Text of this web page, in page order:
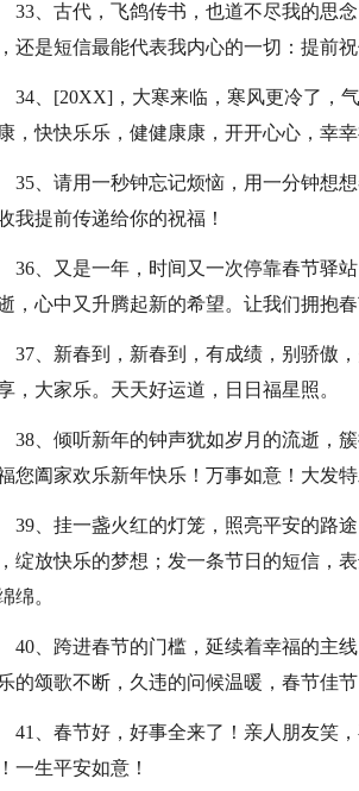
33、古代，飞鸽传书，也道不尽我的思
还是短信最能代表我内心的一切：提前祝
34、[20XX]，大寒来临，寒风更冷了，
，快快乐乐，健健康康，开开心心，幸
35、请用一秒钟忘记烦恼，用一分钟想
我提前传递给你的祝福！
36、又是一年，时间又一次停靠春节驿
，心中又升腾起新的希望。让我们拥抱春
37、新春到，新春到，有成绩，别骄傲
，大家乐。天天好运道，日日福星照。
38、倾听新年的钟声犹如岁月的流逝，
您阖家欢乐新年快乐！万事如意！大发特
39、挂一盏火红的灯笼，照亮平安的路
绽放快乐的梦想；发一条节日的短信，
绵。
40、跨进春节的门槛，延续着幸福的主
的颂歌不断，久违的问候温暖，春节佳节
41、春节好，好事全来了！亲人朋友笑
一生平安如意！